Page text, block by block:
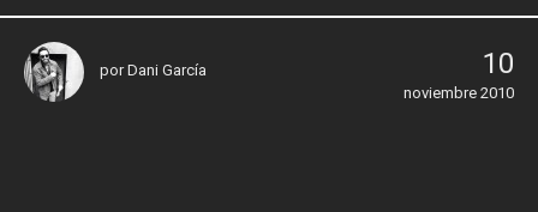
porDani García 10
noviembre 2010